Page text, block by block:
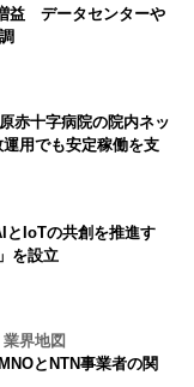
益 データセンターや
赤十字病院の院内ネッ
用でも安定稼働を支
とIoTの共創を推進す
を設立
界地図
とNTN事業者の関